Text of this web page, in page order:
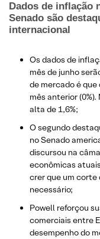
Dados de inflação
Senado são
internacional
Os dados de
mês de junho
de mercado é
mês anterior
alta de 1,6%;
O segundo
no Senado
discursou na
econômicas
crer que um corte
necessário;
​Powell reforçou
comerciais entre
desempenho do